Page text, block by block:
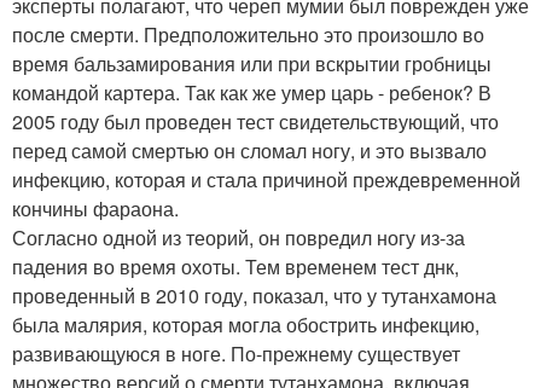
после смерти. Предположительно это произошло во
время бальзамирования или при вскрытии гробницы
командой картера. Так как же умер царь - ребенок? В
2005 году был проведен тест свидетельствующий, что
перед самой смертью он сломал ногу, и это вызвало
инфекцию, которая и стала причиной преждевременной
кончины фараона.
Согласно одной из теорий, он повредил ногу из-за
падения во время охоты. Тем временем тест днк,
проведенный в 2010 году, показал, что у тутанхамона
была малярия, которая могла обострить инфекцию,
развивающуюся в ноге. По-прежнему существует
множество версий о смерти тутанхамона, включая